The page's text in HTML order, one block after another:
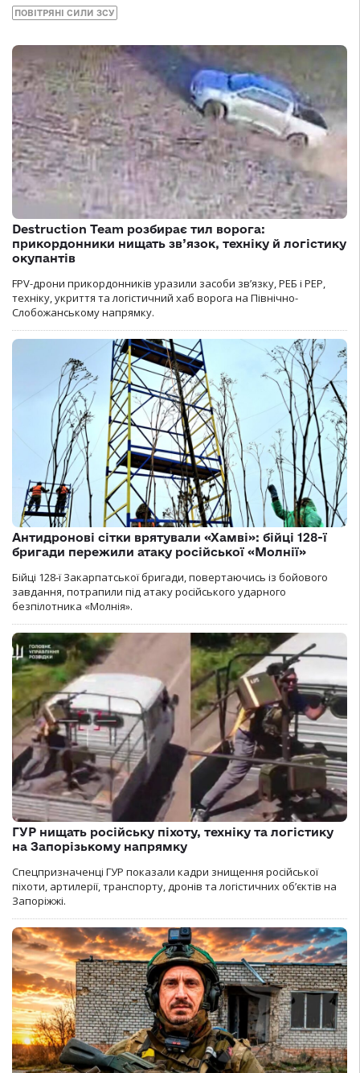
ПОВІТРЯНІ СИЛИ ЗСУ
Destruction Team розбирає тил ворога:
прикордонники нищать зв’язок, техніку й логістику
окупантів
FPV-дрони прикордонників уразили засоби зв’язку, РЕБ і РЕР,
техніку, укриття та логістичний хаб ворога на Північно-
Слобожанському напрямку.
Антидронові сітки врятували «Хамві»: бійці 128-ї
бригади пережили атаку російської «Молнії»
Бійці 128-ї Закарпатської бригади, повертаючись із бойового
завдання, потрапили під атаку російського ударного
безпілотника «Молнія».
ГУР нищать російську піхоту, техніку та логістику
на Запорізькому напрямку
Спецпризначенці ГУР показали кадри знищення російської
піхоти, артилерії, транспорту, дронів та логістичних об’єктів на
Запоріжжі.